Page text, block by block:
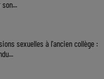
sexuelles à l'ancien collège :